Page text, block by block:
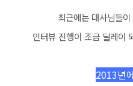
최근에는 대사님들
인터뷰 진행이 조금 딜레이
2013년